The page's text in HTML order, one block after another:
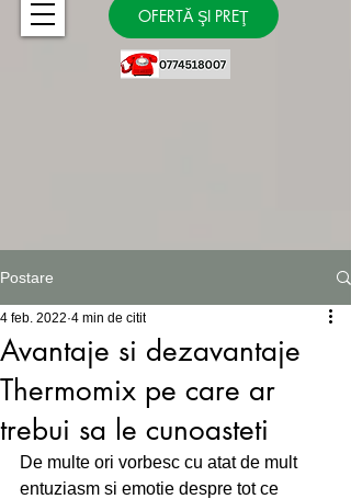
OFERTĂ ŞI PREŢ
Postare
Avantaje si dezavantaje
Thermomix pe care ar
trebui sa le cunoasteti
4 feb. 2022 4 min de citit
De multe ori vorbesc cu atat de mult
entuziasm si emotie despre tot ce